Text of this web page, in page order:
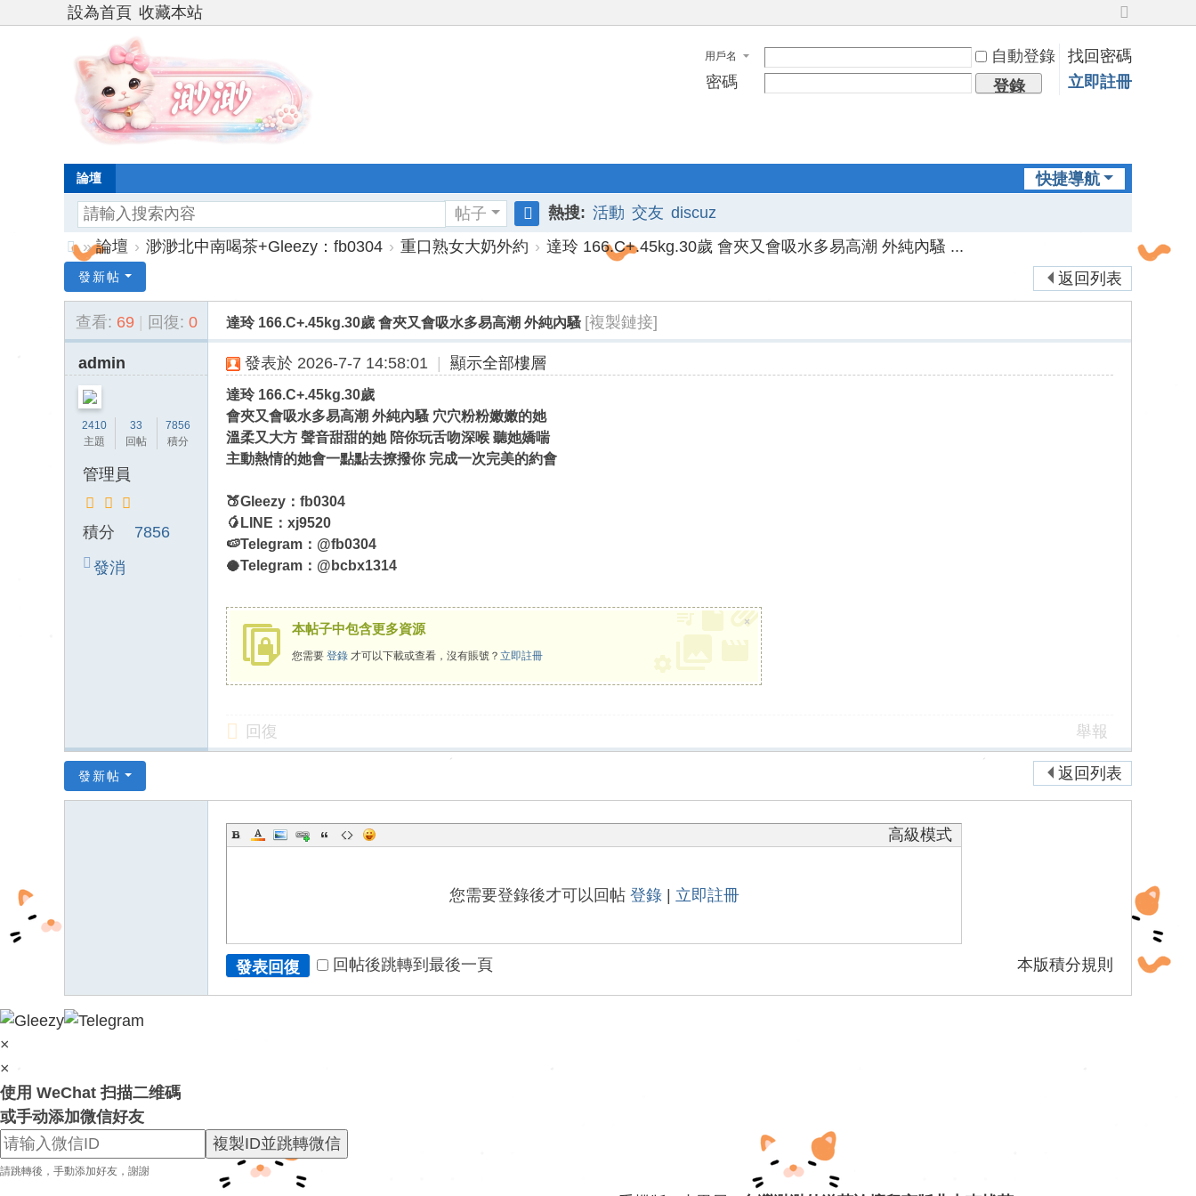
設為首頁 收藏本站
切
換
到
寬
版
用戶名 自動登錄
找回密碼
密碼
登錄 立即註冊
快捷導航
論壇
帖子
搜
熱搜: 活動 交友 discuz
灣
渺
外
zy
：
» 論壇 › 渺渺北中南喝茶+Gleezy：fb0304 › 重口熟女大奶外約 › 達玲 166.C+.45kg.30歲 會夾又會吸水多易高潮 外純內騷 ...
返回列表
發新帖
查看: 69 回復: 0 達玲 166.C+.45kg.30歲 會夾又會吸水多易高潮 外純內騷 [複製鏈接]
admin
2410
主題
33
回帖
7856
積分
管理員
積分
7856
發消
發表於 2026-7-7 14:58:01 顯示全部樓層
達玲 166.C+.45kg.30歲
會夾又會吸水多易高潮 外純內騷 穴穴粉粉嫩嫩的她
溫柔又大方 聲音甜甜的她 陪你玩舌吻深喉 聽她嬌喘
主動熱情的她會一點點去撩撥你 完成一次完美的約會
🍑Gleezy：fb0304
🥭LINE：xj9520
🍉Telegram：@fb0304
🥥Telegram：@bcbx1314
本帖子中包含更多資源
您需要 登錄 才可以下載或查看，沒有賬號？ 立即註冊
×
回復 舉報
返回列表
發新帖
高級模式
您需要登錄後才可以回帖 登錄| 立即註冊
本版積分規則
發表回復 回帖後跳轉到最後一頁
×
×
使用 WeChat 扫描二维碼
或手动添加微信好友
複製ID並跳轉微信
請跳轉後，手動添加好友，謝謝